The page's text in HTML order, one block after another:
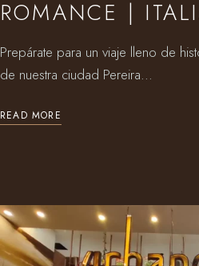
ROMANCE |
Prepárate para un viaje lleno de
de nuestra ciudad Pereira...
READ MORE